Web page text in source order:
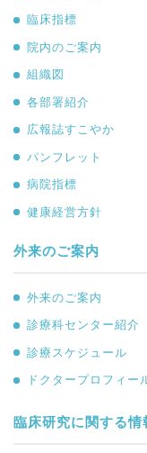
臨床指標
院内のご案内
組織図
各部署紹介
広報誌すこやか
パンフレット
病院指標
健康経営方針
外来のご案内
外来のご案内
診療科センター紹介
診療スケジュール
ドクタープロフィー
臨床研究に関する情